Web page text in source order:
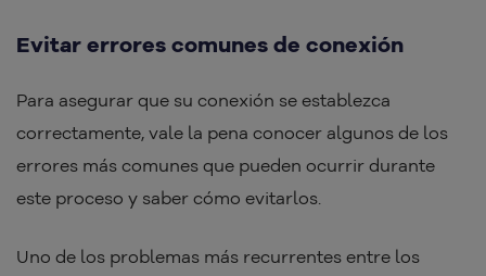
Evitar errores comunes de conexión
Para asegurar que su conexión se establezca
correctamente, vale la pena conocer algunos de los
errores más comunes que pueden ocurrir durante
este proceso y saber cómo evitarlos.
Uno de los problemas más recurrentes entre los